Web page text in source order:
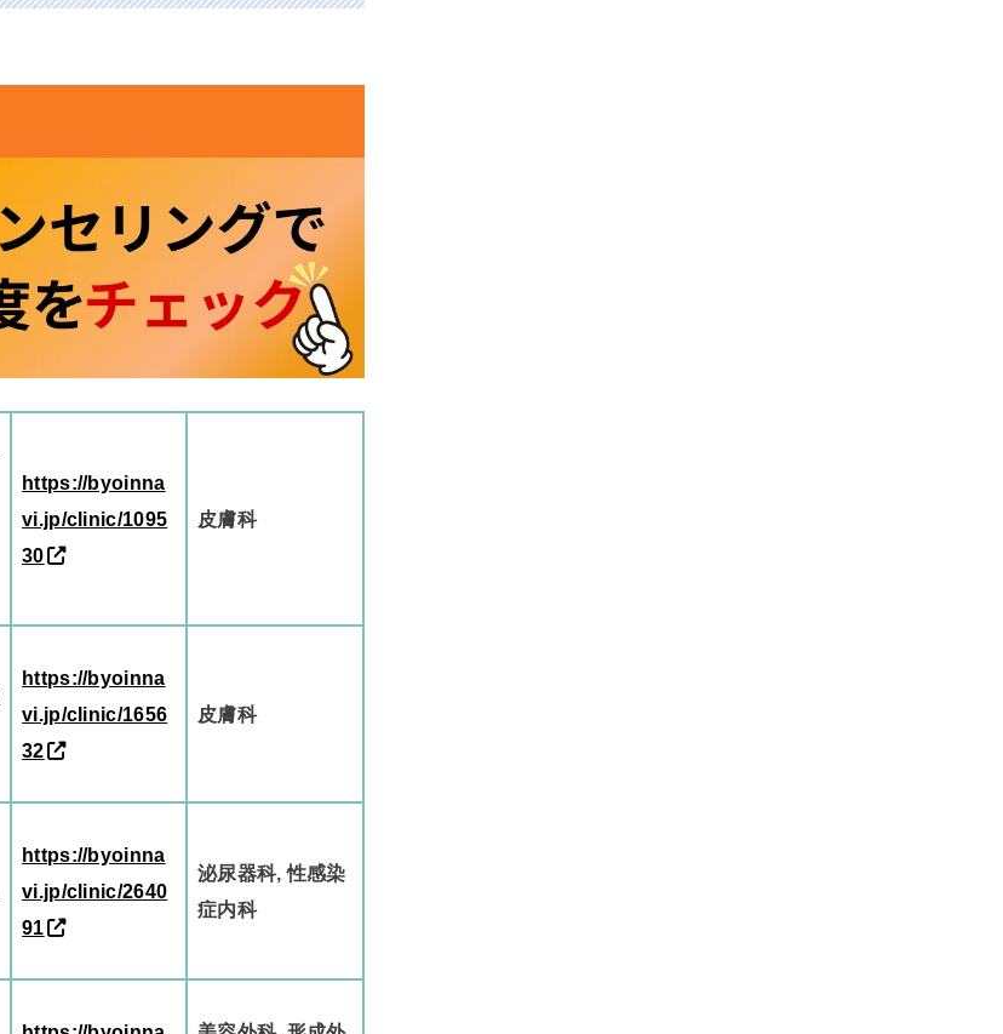
https://byoinna
vi.jp/clinic/1095
30
皮膚科
https://byoinna
vi.jp/clinic/1656
32
皮膚科
https://byoinna
vi.jp/clinic/2640
91
泌尿器科, 性感染
症内科